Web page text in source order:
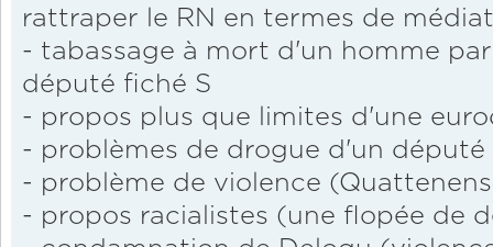
rattraper le RN en termes de
- tabassage à mort d'un homme
député fiché S
- propos plus que limites d'une
- problèmes de drogue d'un
- problème de violence
- propos racialistes (une flopée de